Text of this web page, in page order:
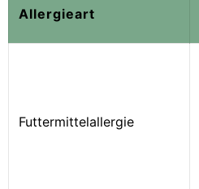
Allergieart
Futtermittelallergie